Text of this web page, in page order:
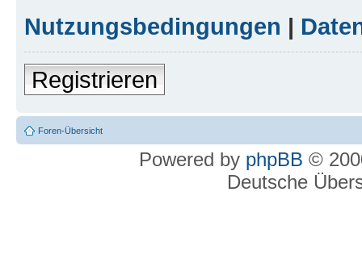
Nutzungsbedingungen |
Registrieren
Foren-Übersicht
Powered by phpBB ©
Deutsche